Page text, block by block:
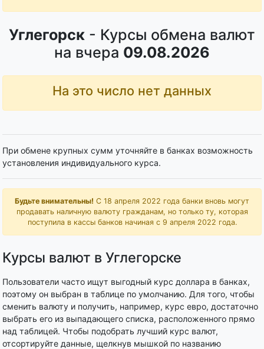
Углегорск - Курсы обмена валют
на вчера 09.08.2026
На это число нет данных
При обмене крупных сумм уточняйте в банках возможность
установления индивидуального курса.
Будьте внимательны! С 18 апреля 2022 года банки вновь могут
продавать наличную валюту гражданам, но только ту, которая
поступила в кассы банков начиная с 9 апреля 2022 года.
Курсы валют в Углегорске
Пользователи часто ищут выгодный курс доллара в банках,
поэтому он выбран в таблице по умолчанию. Для того, чтобы
сменить валюту и получить, например, курс евро, достаточно
выбрать его из выпадающего списка, расположенного прямо
над таблицей. Чтобы подобрать лучший курс валют,
отсортируйте данные, щелкнув мышкой по названию